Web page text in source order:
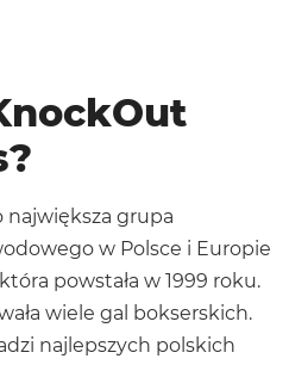
grupa
w Polsce i Europie
powstała w 1999 roku.
wiele gal bokserskich.
najlepszych polskich